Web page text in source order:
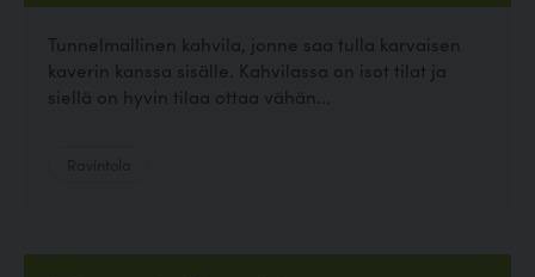
Tunnelmallinen kahvila, jonne saa tulla karvaisen
kaverin kanssa sisälle. Kahvilassa on isot tilat ja
siellä on hyvin tilaa ottaa vähän...